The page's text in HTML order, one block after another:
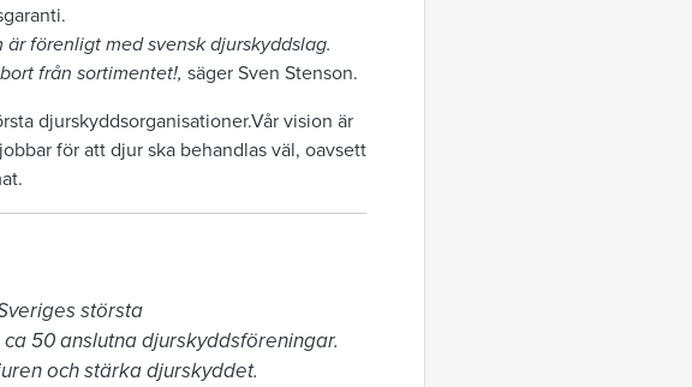
förenligt med svensk djurskyddslag.
från sortimentet!, säger Sven Stenson.
djurskyddsorganisationer.Vår vision är
för att djur ska behandlas väl, oavsett
största
50 anslutna djurskyddsföreningar.
och stärka djurskyddet.